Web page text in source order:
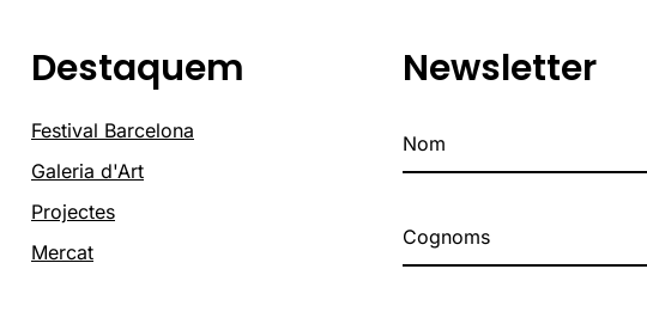
Destaquem
Festival Barcelona
Galeria d'Art
Projectes
Mercat
Newsletter